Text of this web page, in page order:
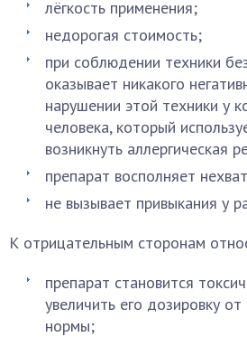
лёгкость применения;
недорогая стоимость;
при соблюдении техники
оказывает никакого
нарушении этой техники у
человека, который
возникнуть аллергическая
препарат восполняет
не вызывает привыкания у
К отрицательным сторонам
препарат становится
увеличить его дозировку
нормы;